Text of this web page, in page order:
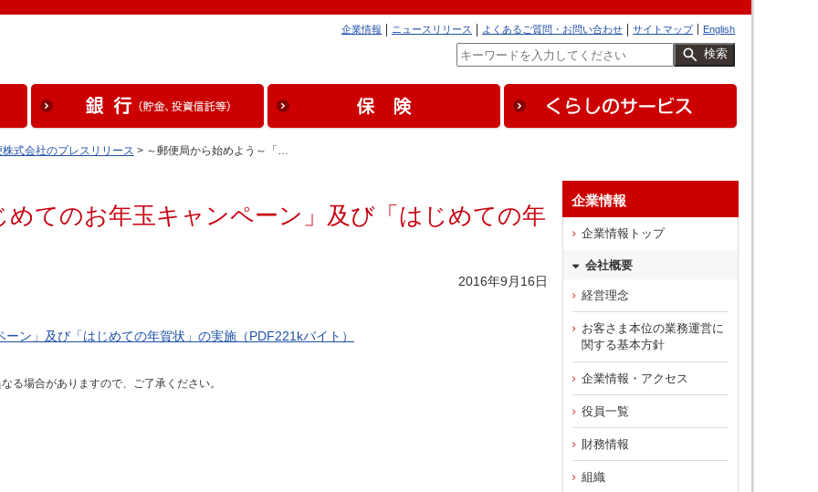
English
サイトマップ
よくあるご質問・お問い合わせ
ニュースリリース
企業情報
検索
株式会社のプレスリリース > ～郵便局から始めよう～「…
めてのお年玉キャンペーン」及び「はじめての年
2016年9月16日
ン」及び「はじめての年賀状」の実施（PDF221kバイト）
る場合がありますので、ご了承ください。
企業情報
企業情報トップ
会社概要
経営理念
お客さま本位の業務運営に
関する基本方針
企業情報・アクセス
役員一覧
財務情報
組織